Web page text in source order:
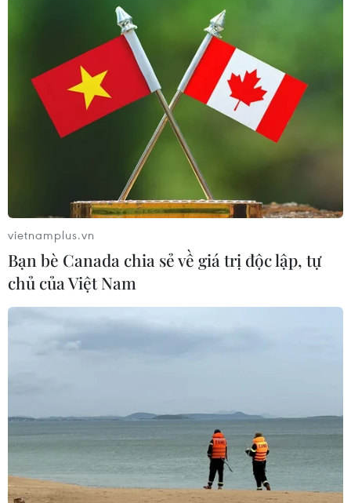
va chạm tại sân bay Sydney
vietnamplus.vn
Bạn bè Canada chia sẻ về giá trị độc lập, tự
chủ của Việt Nam